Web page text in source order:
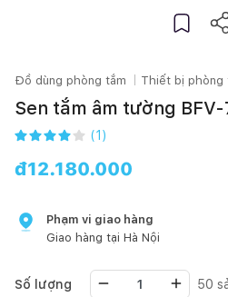
Đồ dùng phòng tắm Thiết bị phòng
Sen tắm âm tường BFV-
(1 )
đ12.180.000
Phạm vi giao hàng
Giao hàng tại Hà Nội
Số lượng 50